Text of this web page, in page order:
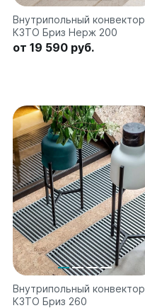
Внутрипольный конвектор
КЗТО Бриз Нерж 200
от 19 590 руб.
Внутрипольный конвектор
КЗТО Бриз 260